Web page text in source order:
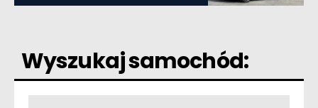
Wyszukaj samochód: